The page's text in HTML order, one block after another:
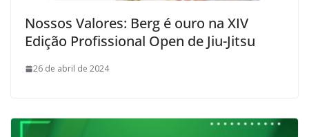
Nossos Valores: Berg é ouro na XIV
Edição Profissional Open de Jiu-Jitsu
26 de abril de 2024